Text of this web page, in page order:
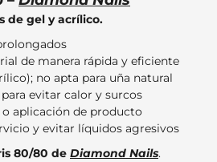
de gel y acrílico.
de manera rápida y eficiente
no apta para uña natural
evitar calor y surcos
aplicación de producto
y evitar líquidos agresivos
80/80 de Diamond Nails.